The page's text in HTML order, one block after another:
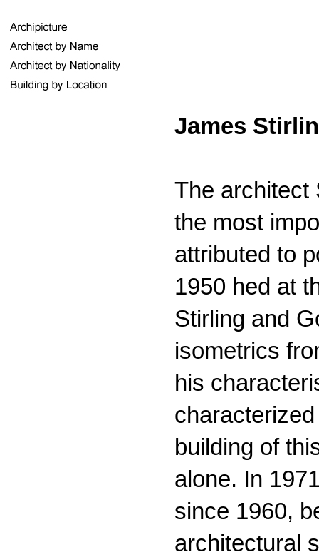
James
The architect
the most
attributed to
1950 hed at
Stirling and
isometrics
his
building of
alone. In
since 1960,
architectural